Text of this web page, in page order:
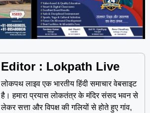
Editor : Lokpath Live
लोकपथ लाइव एक भारतीय हिंदी समाचार वेबसाइट
है। हमारा प्रयास लोकतंत्र के मंदिर संसद भवन से
लेकर सत्ता और विपक्ष की गलियों से होते हुए गांव,